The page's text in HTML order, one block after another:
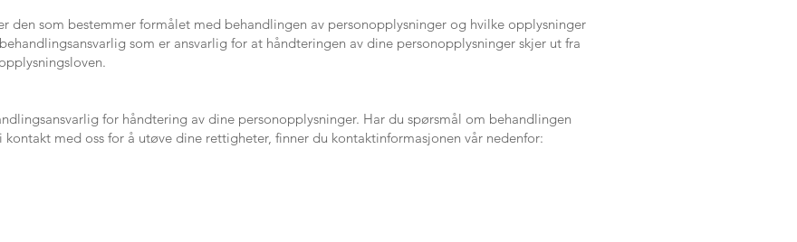
den som bestemmer formålet med behandlingen av personopplysninger og hvilke opplysninger
som er ansvarlig for at håndteringen av dine personopplysninger skjer ut fra
for håndtering av dine personopplysninger. Har du spørsmål om behandlingen
kontakt med oss for å utøve dine rettigheter, finner du kontaktinformasjonen vår nedenfor: